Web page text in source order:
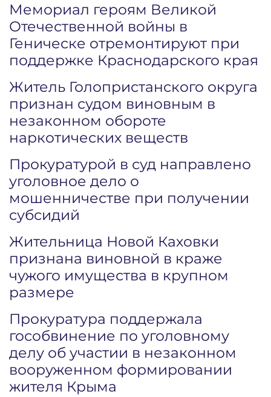
Мемориал героям Великой
Отечественной войны в
Геническе отремонтируют при
поддержке Краснодарского края
Житель Голопристанского округа
признан судом виновным в
незаконном обороте
наркотических веществ
Прокуратурой в суд направлено
уголовное дело о
мошенничестве при получении
субсидий
Жительница Новой Каховки
признана виновной в краже
чужого имущества в крупном
размере
Прокуратура поддержала
гособвинение по уголовному
делу об участии в незаконном
вооруженном формировании
жителя Крыма